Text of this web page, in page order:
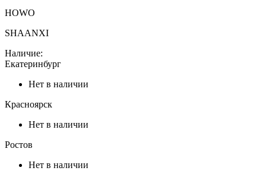
HOWO
SHAANXI
Наличие:
Екатеринбург
Нет в наличии
Красноярск
Нет в наличии
Ростов
Нет в наличии